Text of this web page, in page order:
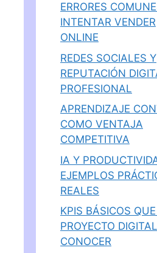
ERRORES
INTENTAR VENDER
ONLINE
REDES SOCIALES Y
REPUTACIÓN
PROFESIONAL
APRENDIZAJE
COMO VENTAJA
COMPETITIVA
IA Y
EJEMPLOS
REALES
KPIS BÁSICOS
PROYECTO
CONOCER